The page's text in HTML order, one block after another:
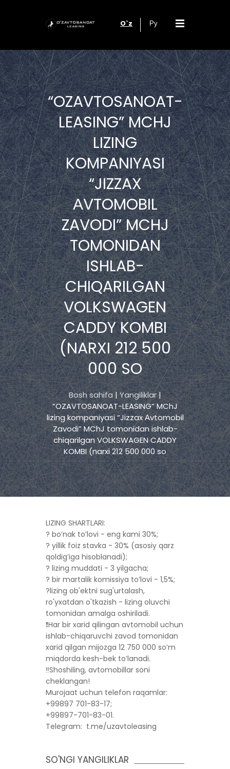
O`z Ру
“OZAVTOSANOAT-
LEASING” MCHJ
LIZING
KOMPANIYASI
“JIZZAX
АVTOMOBIL
ZAVODI” MCHJ
TOMONIDAN
ISHLAB-
CHIQARILGAN
VOLKSWAGEN
CADDY KOMBI
(NARXI 212 500
000 SO
Bosh sahifa|Yangiliklar|
“OZAVTOSANOAT-LEASING” MChJ
lizing kompaniyasi “Jizzax Аvtomobil
Zavodi” MChJ tomonidan ishlab-
chiqarilgan VOLKSWAGEN CADDY
KOMBI (narxi 212 500 000 so
LIZING SHАRTLАRI:
? boʼnak toʼlovi - eng kami 30%;
? yillik foiz stavka - 30% (asosiy qarz
qoldigʼiga hisoblanadi);
? lizing muddati - 3 yilgacha;
? bir martalik komissiya toʼlovi - 1,5%;
?lizing ob'ektni sug'urtalash,
ro'yxatdan o'tkazish - lizing oluvchi
tomonidan amalga oshiriladi.
❗️Har bir xarid qilingan avtomobil uchun
ishlab-chiqaruvchi zavod tomonidan
xarid qilgan mijozga 12 750 000 soʼm
miqdorda kesh-bek toʼlanadi.
‼️Shoshiling, avtomobillar soni
cheklangan!
Murojaat uchun telefon raqamlar:
+99897 701-83-17;
+99897-701-83-01.
Telegram: t.me/uzavtoleasing
SO'NGI YANGILIKLAR